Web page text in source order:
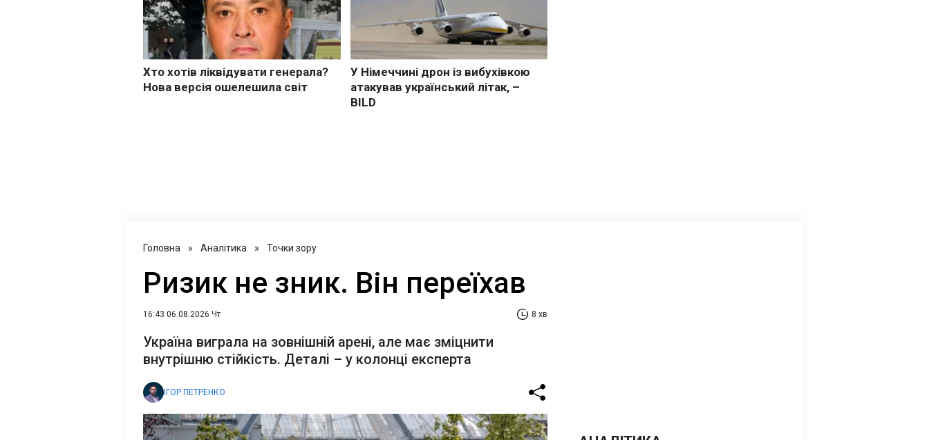
Головна » Аналітика » Точки зору
Ризик не зник. Він переїхав
16:43 06.08.2026 Чт 8 хв
Україна виграла на зовнішній арені, але має зміцнити
внутрішню стійкість. Деталі – у колонці експерта
ІГОР ПЕТРЕНКО